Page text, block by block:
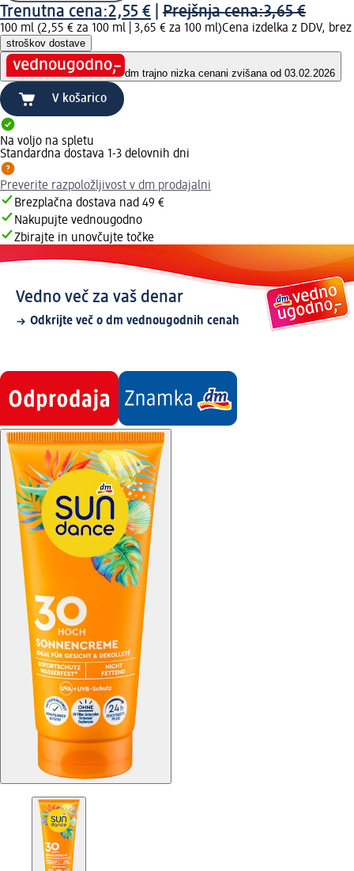
Trenutna cena:2,55 € Prejšnja cena:3,65 €
100 ml (2,55 € za 100 ml | 3,65 € za 100 ml)Cena izdelka z DDV, brez
stroškov dostave
dm trajno nizka cenani zvišana od 03.02.2026
V košarico
Na voljo na spletu
Standardna dostava 1-3 delovnih dni
Preverite razpoložljivost v dm prodajalni
Brezplačna dostava nad 49 €
Nakupujte vednougodno
Zbirajte in unovčujte točke
Vedno več za vaš denar
Odkrijte več o dm vednougodnih cenah